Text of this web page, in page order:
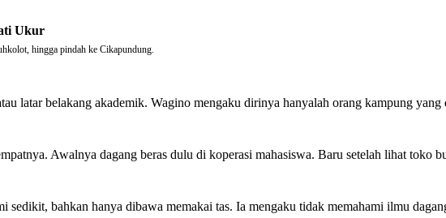
Ukur
hingga pindah ke Cikapundung.
latar belakang akademik. Wagino mengaku dirinya hanyalah orang kampung yang
Awalnya dagang beras dulu di koperasi mahasiswa. Baru setelah lihat toko
bahkan hanya dibawa memakai tas. Ia mengaku tidak memahami ilmu